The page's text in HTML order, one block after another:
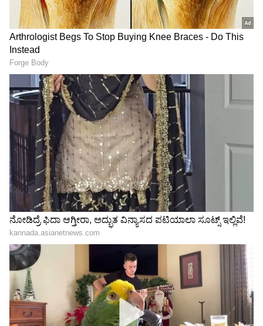
ಪೂರೈಸಲು ಬಲವಾದ ಎಂಜಿನಿಯರಿಂಗ್ ಕೌಶಲ್ಯವಿರುವ
ಯುವಕರ ಅಗತ್ಯವಿದೆ. 'ಏಸ್ ಟೀಮ್' ಮೂಲಕ ನಾವು
ಅಂತಹ ವಿಶೇಷ ಪ್ರತಿಭೆಗಳನ್ನು ಗುರುತಿಸಿ ಬೆಳೆಸಲಿದ್ದೇವೆ. ಇದು
ನಮ್ಮ ಕಂಪನಿಯನ್ನು ಸಂಪೂರ್ಣವಾಗಿ ಎಐ ಆಧಾರಿತ
ಸಂಸ್ಥೆಯನ್ನಾಗಿ ಬದಲಾಯಿಸುವಲ್ಲಿ ಪ್ರಮುಖ ಪಾತ್ರ
ವಹಿಸಲಿದೆ," ಎಂದು ವಿವರಿಸಿದರು.